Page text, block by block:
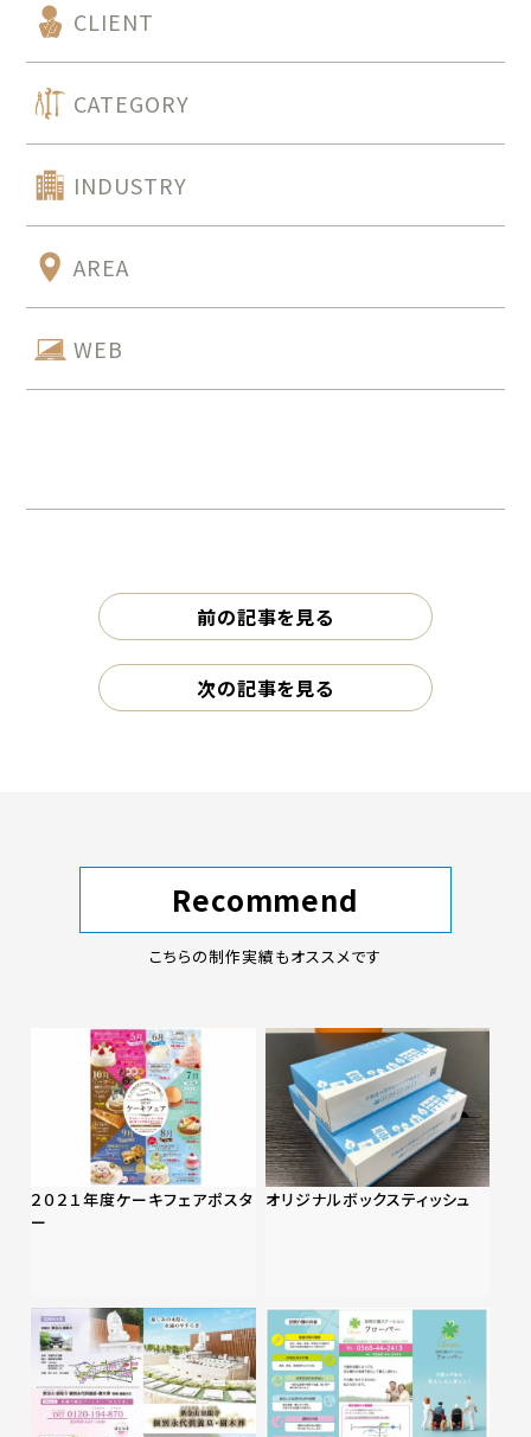
CLIENT
CATEGORY
INDUSTRY
AREA
WEB
前の記事を見る
次の記事を見る
Recommend
こちらの制作実績もオススメです
２０２１年度ケーキフェアポスタ
ー
オリジナルボックスティッシュ